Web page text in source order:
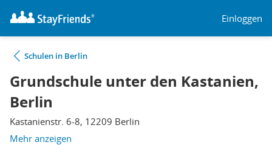
Einloggen
Schulen in Berlin
Grundschule unter den Kastanien,
Berlin
Kastanienstr. 6-8, 12209 Berlin
Mehr anzeigen